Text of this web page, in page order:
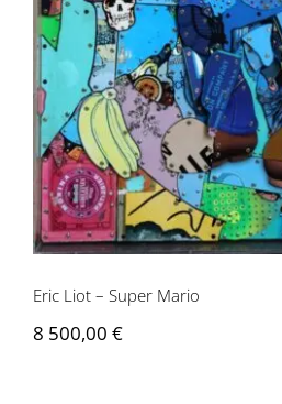
Eric Liot – Super Mario
8 500,00 €